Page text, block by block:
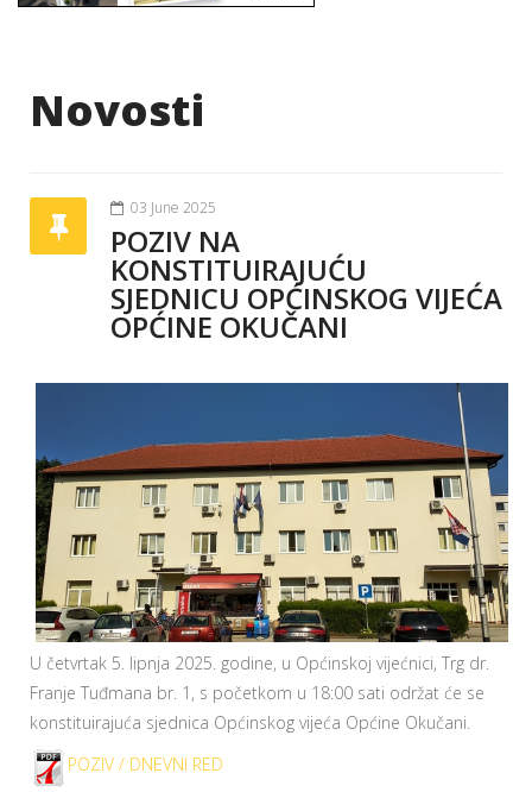
Novosti
03 June 2025
POZIV NA
KONSTITUIRAJUĆU
SJEDNICU OPĆINSKOG VIJEĆA
OPĆINE OKUČANI
U četvrtak 5. lipnja 2025. godine, u Općinskoj vijećnici, Trg dr.
Franje Tuđmana br. 1, s početkom u 18:00 sati održat će se
konstituirajuća sjednica Općinskog vijeća Općine Okučani.
POZIV / DNEVNI RED